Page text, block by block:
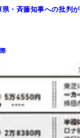
・斉藤知事への批判が